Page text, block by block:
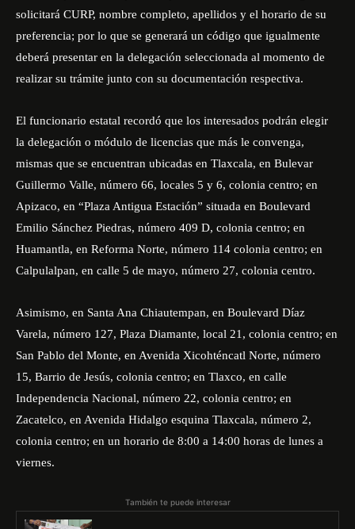
solicitará CURP, nombre completo, apellidos y el horario de su
preferencia; por lo que se generará un código que igualmente
deberá presentar en la delegación seleccionada al momento de
realizar su trámite junto con su documentación respectiva.
El funcionario estatal recordó que los interesados podrán elegir
la delegación o módulo de licencias que más le convenga,
mismas que se encuentran ubicadas en Tlaxcala, en Bulevar
Guillermo Valle, número 66, locales 5 y 6, colonia centro; en
Apizaco, en “Plaza Antigua Estación” situada en Boulevard
Emilio Sánchez Piedras, número 409 D, colonia centro; en
Huamantla, en Reforma Norte, número 114 colonia centro; en
Calpulalpan, en calle 5 de mayo, número 27, colonia centro.
Asimismo, en Santa Ana Chiautempan, en Boulevard Díaz
Varela, número 127, Plaza Diamante, local 21, colonia centro; en
San Pablo del Monte, en Avenida Xicohténcatl Norte, número
15, Barrio de Jesús, colonia centro; en Tlaxco, en calle
Independencia Nacional, número 22, colonia centro; en
Zacatelco, en Avenida Hidalgo esquina Tlaxcala, número 2,
colonia centro; en un horario de 8:00 a 14:00 horas de lunes a
viernes.
También te puede interesar